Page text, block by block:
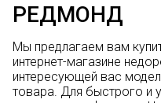
РЕДМОНД
Мы предлагаем вам
интернет-магазине
интересующей вас
товара. Для быстрого и